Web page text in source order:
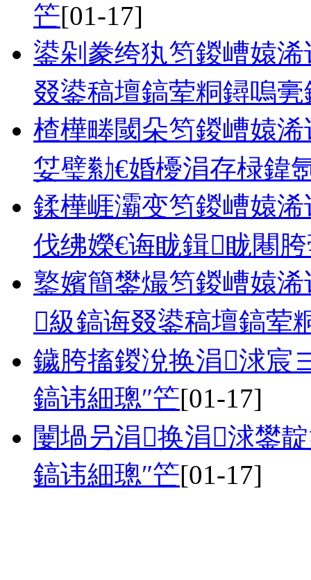
笀[01-17]
鍙剁豢绔犱笉鍐嶆媴
叕鍙稿壇鎬荤粡鐞嗚
楂樺畻閾朵笉鍐嶆媴
姇璧勬€婚櫌涓存椂鍏
鍒樺崕灞变笉鍐嶆媴
伐绋嬫€诲眬鍓眬闀
鐜嬪簡鐢熶笉鍐嶆媴
級鎬诲叕鍙稿壇鎬荤
鐬胯搐鍐涗换涓浗宸
鎬讳細璁″笀[01-17]
闄堝叧涓换涓浗鐢
鎬讳細璁″笀[01-17]